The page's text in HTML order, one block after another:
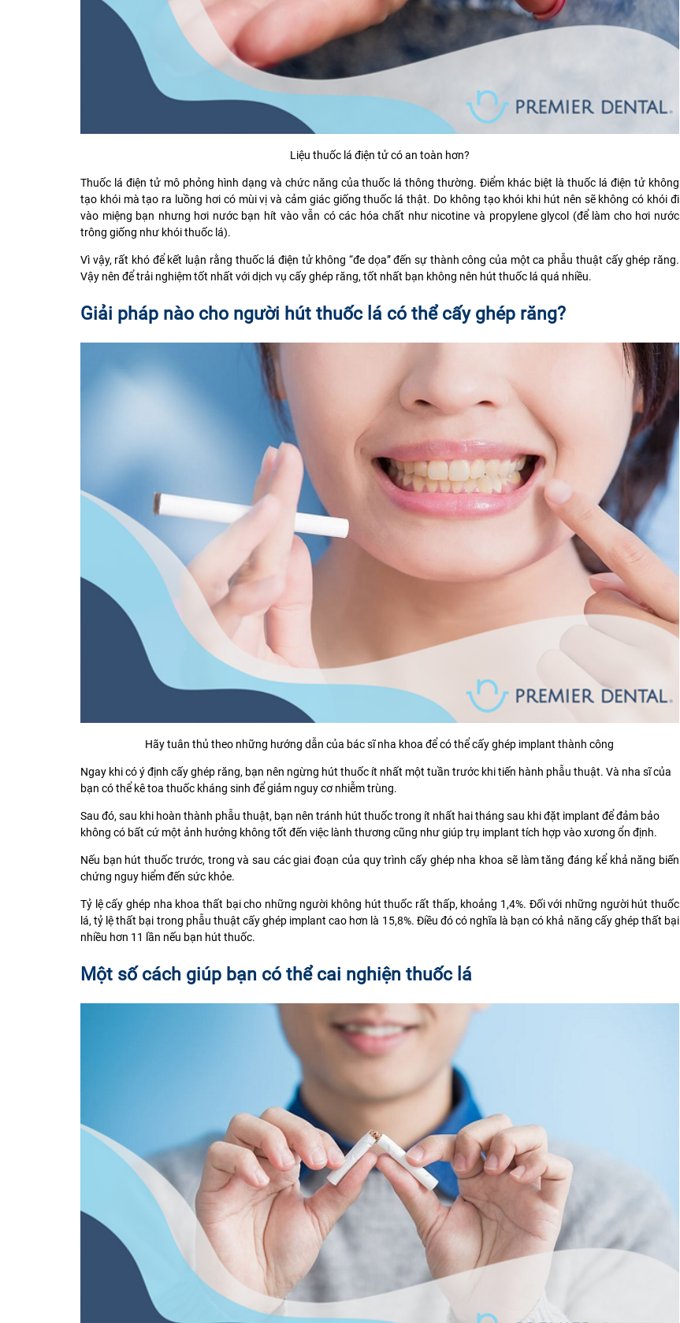
Liệu thuốc lá điện tử có an toàn hơn?
Thuốc lá điện tử mô phỏng hình dạng và chức năng của thuốc lá thông thường. Điểm khác biệt là thuốc lá điện tử không
tạo khói mà tạo ra luồng hơi có mùi vị và cảm giác giống thuốc lá thật. Do không tạo khói khi hút nên sẽ không có khói đi
vào miệng bạn nhưng hơi nước bạn hít vào vẫn có các hóa chất như nicotine và propylene glycol (để làm cho hơi nước
trông giống như khói thuốc lá).
Vì vậy, rất khó để kết luận rằng thuốc lá điện tử không “đe dọa” đến sự thành công của một ca phẫu thuật cấy ghép răng.
Vậy nên để trải nghiệm tốt nhất với dịch vụ cấy ghép răng, tốt nhất bạn không nên hút thuốc lá quá nhiều.
Giải pháp nào cho người hút thuốc lá có thể cấy ghép răng?
Hãy tuân thủ theo những hướng dẫn của bác sĩ nha khoa để có thể cấy ghép implant thành công
Ngay khi có ý định cấy ghép răng, bạn nên ngừng hút thuốc ít nhất một tuần trước khi tiến hành phẫu thuật. Và nha sĩ của
bạn có thể kê toa thuốc kháng sinh để giảm nguy cơ nhiễm trùng.
Sau đó, sau khi hoàn thành phẫu thuật, bạn nên tránh hút thuốc trong ít nhất hai tháng sau khi đặt implant để đảm bảo
không có bất cứ một ảnh hưởng không tốt đến việc lành thương cũng như giúp trụ implant tích hợp vào xương ổn định.
Nếu bạn hút thuốc trước, trong và sau các giai đoạn của quy trình cấy ghép nha khoa sẽ làm tăng đáng kể khả năng biến
chứng nguy hiểm đến sức khỏe.
Tỷ lệ cấy ghép nha khoa thất bại cho những người không hút thuốc rất thấp, khoảng 1,4%. Đối với những người hút thuốc
lá, tỷ lệ thất bại trong phẫu thuật cấy ghép implant cao hơn là 15,8%. Điều đó có nghĩa là bạn có khả năng cấy ghép thất bại
nhiều hơn 11 lần nếu bạn hút thuốc.
Một số cách giúp bạn có thể cai nghiện thuốc lá